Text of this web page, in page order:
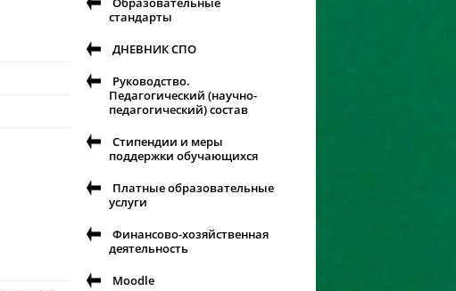
стандарты
ДНЕВНИК СПО
Руководство.
Педагогический (научно-
педагогический) состав
Стипендии и меры
поддержки обучающихся
Платные образовательные
услуги
Финансово-хозяйственная
деятельность
Moodle